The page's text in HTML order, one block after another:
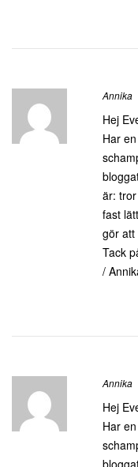
Annika
Hej
Har
är:
fast
gör att
Tack
/
Annika
Hej
Har